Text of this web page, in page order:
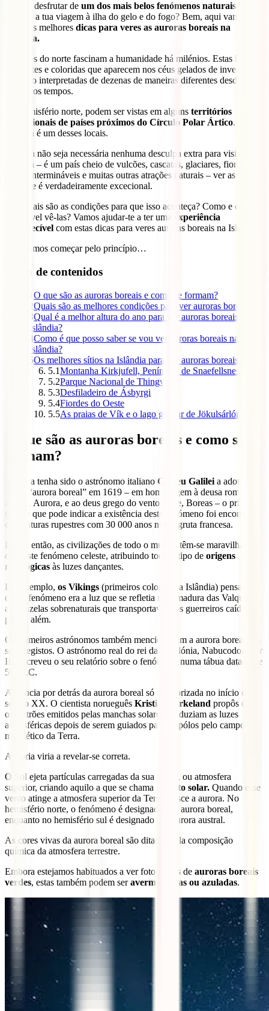
Queres desfrutar de um dos mais belos fenómenos naturais
durante a tua viagem à ilha do gelo e do fogo? Bem, aqui vamos
dar-te as melhores dicas para veres as auroras boreais na
Islândia.
As luzes do norte fascinam a humanidade há milénios. Estas luzes
dançantes e coloridas que aparecem nos céus gelados de inverno
têm sido interpretadas de dezenas de maneiras diferentes desde o
início dos tempos.
No hemisfério norte, podem ser vistas em alguns territórios
setentrionais de países próximos do Círculo Polar Ártico. A
Islândia é um desses locais.
Embora não seja necessária nenhuma desculpa extra para visitar a
Islândia – é um país cheio de vulcões, cascatas, glaciares, fiordes,
praias intermináveis e muitas outras atrações naturais – ver as luzes
do norte é verdadeiramente excecional.
Mas quais são as condições para que isso aconteça? Como e quando
é possível vê-las? Vamos ajudar-te a ter uma
experiência
inesquecível com estas dicas para veres auroras boreais na Islândia.
Mas vamos começar pelo princípio…
Tabla de contenidos
O que são as auroras boreais e como se formam?
2Quais são as melhores condições para ver auroras boreais?
3Qual é a melhor altura do ano para ver auroras boreais na
Islândia?
4Como é que posso saber se vou ver auroras boreais na
Islândia?
5Os melhores sítios na Islândia para ver auroras boreais
5.1Montanha Kirkjufell, Península de Snaefellsnes
5.2Parque Nacional de Thingvellir
5.3Desfiladeiro de Ásbyrgi
5.4Fiordes do Oeste
5.5As praias de Vík e o lago glaciar de Jökulsárlón
O que são as auroras boreais e como se
formam?
Embora tenha sido o astrónomo italiano Galileu Galilei a adotar o
nome “aurora boreal” em 1619 – em homenagem à deusa romana da
aurora, Aurora, e ao deus grego do vento norte, Boreas – o primeiro
registo que pode indicar a existência deste fenómeno foi encontrado
em pinturas rupestres com 30 000 anos numa gruta francesa.
Desde então, as civilizações de todo o mundo têm-se maravilhado
com este fenómeno celeste, atribuindo todo o tipo de origens
mitológicas às luzes dançantes.
Por exemplo, os Vikings (primeiros colonos da Islândia) pensavam
que o fenómeno era a luz que se refletia na armadura das Valquírias,
as donzelas sobrenaturais que transportavam os guerreiros caídos
para o além.
Os primeiros astrónomos também mencionavam a aurora boreal nos
seus registos. O astrónomo real do rei da Babilónia, Nabucodonosor
II, inscreveu o seu relatório sobre o fenómeno numa tábua datada de
567 a.C.
A ciência por detrás da aurora boreal só foi teorizada no início do
século XX. O cientista norueguês Kristian Birkeland propôs que
os eletrões emitidos pelas manchas solares produziam as luzes
atmosféricas depois de serem guiados para os pólos pelo campo
magnético da Terra.
A teoria viria a revelar-se correta.
O Sol ejeta partículas carregadas da sua coroa, ou atmosfera
superior, criando aquilo a que se chama o
vento solar. Quando esse
vento atinge a atmosfera superior da Terra, nasce a aurora. No
hemisfério norte, o fenómeno é designado por aurora boreal,
enquanto no hemisfério sul é designado por aurora austral.
As cores vivas da aurora boreal são ditadas pela composição
química da atmosfera terrestre.
Embora estejamos habituados a ver fotografias de auroras boreais
verdes, estas também podem seravermelhadas ou azuladas.